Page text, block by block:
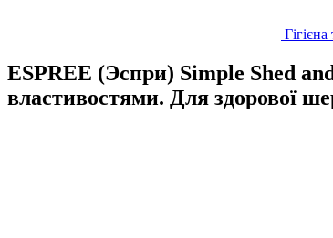
ESPREE (Эспри) Simple Shed
властивостями. Для здорової